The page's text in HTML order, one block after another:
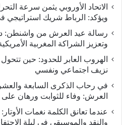
الاتحاد الأوروبي يثمن سرعة
ويؤكد: الرباط شريك استراتيجي
رسالة عيد العرش من واشنطن:
وتعزيز الشراكة المغربية
​الهروب العابر للحدود: حين
نزيف اجتماعي ونفسي
في رحاب الذكرى السابعة
العرش: وفاء للثوابت ورهان
​عندما تعانق الكلمة نغمات
والنقد والموسيقى في ليلة